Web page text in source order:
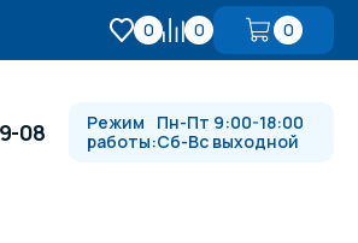
0 0 0
08
Режим
работы:
Пн-Пт 9:00-18:00
Сб-Вс выходной